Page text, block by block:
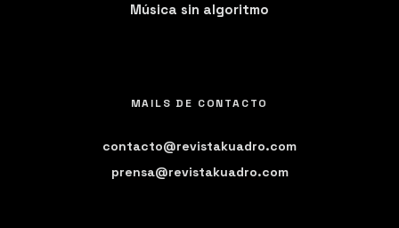
Música sin algoritmo
MAILS DE CONTACTO
contacto@revistakuadro.com
prensa@revistakuadro.com